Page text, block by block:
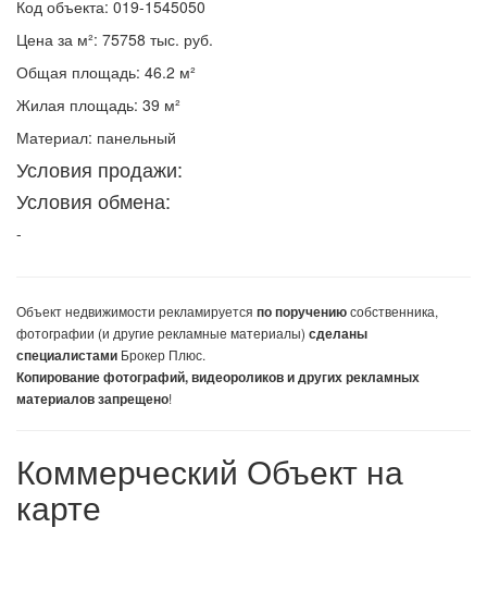
Код объекта: 019-1545050
Цена за м²: 75758 тыс. руб.
Общая площадь: 46.2 м²
Жилая площадь: 39 м²
Материал: панельный
Условия продажи:
Условия обмена:
-
Объект недвижимости рекламируется по поручениюсобственника,
фотографии (и другие рекламные материалы) сделаны
специалистами Брокер Плюс.
Копирование фотографий, видеороликов и других рекламных
материалов запрещено!
Коммерческий Объект на
карте